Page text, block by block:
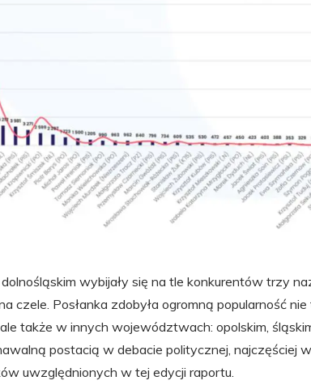
wybijały się na tle konkurentów trzy
czele. Posłanka zdobyła ogromną popularność
także w innych województwach: opolskim,
postacią w debacie politycznej, najczęściej
uwzględnionych w tej edycji raportu.